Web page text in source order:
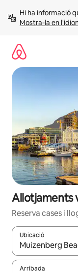
Mostra-la en
Allotjaments
Reserva cases i
Ubicació
Quan els
Arribada